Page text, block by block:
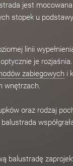
jest
stopek u podstawy
linii
je
zabiegowych i
wnętrzach.
oraz rodzaj
balustradę